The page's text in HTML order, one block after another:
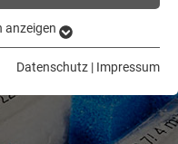
Funktionen der
anzeigen
Datenschutz | Impressum